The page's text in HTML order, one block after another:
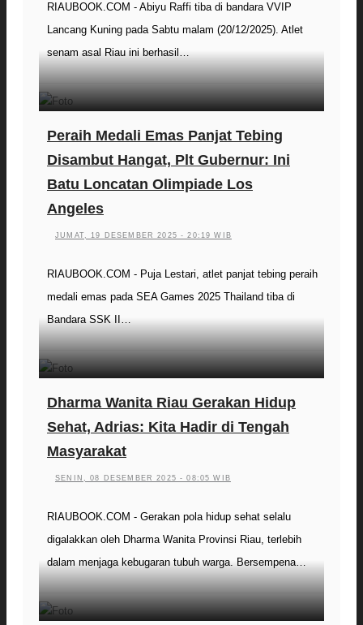
RIAUBOOK.COM - Abiyu Raffi tiba di bandara VVIP
Lancang Kuning pada Sabtu malam (20/12/2025). Atlet
senam asal Riau ini berhasil…
Peraih Medali Emas Panjat Tebing
Disambut Hangat, Plt Gubernur: Ini
Batu Loncatan Olimpiade Los
Angeles
JUMAT, 19 DESEMBER 2025 - 20:19 WIB
RIAUBOOK.COM - Puja Lestari, atlet panjat tebing peraih
medali emas pada SEA Games 2025 Thailand tiba di
Bandara SSK II…
Dharma Wanita Riau Gerakan Hidup
Sehat, Adrias: Kita Hadir di Tengah
Masyarakat
SENIN, 08 DESEMBER 2025 - 08:05 WIB
RIAUBOOK.COM - Gerakan pola hidup sehat selalu
digalakkan oleh Dharma Wanita Provinsi Riau, terlebih
dalam menjaga kebugaran tubuh warga. Bersempena…